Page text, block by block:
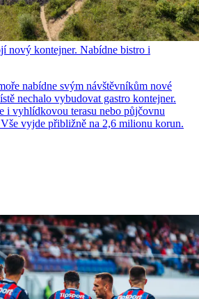
nový kontejner. Nabídne bistro i
nabídne svým návštěvníkům nové
nechalo vybudovat gastro kontejner.
i vyhlídkovou terasu nebo půjčovnu
vyjde přibližně na 2,6 milionu korun.